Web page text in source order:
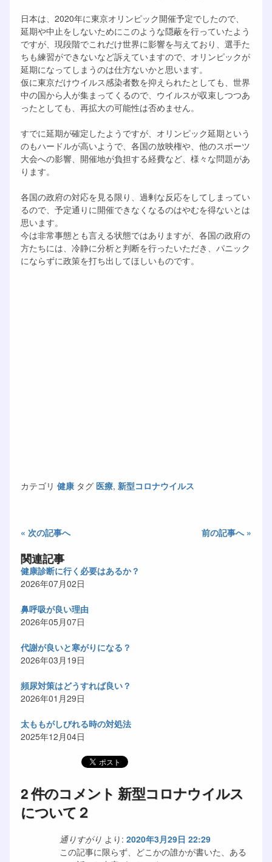
日本は、2020年に東京オリンピック開催予定でしたので、
延期や中止をしないためにこのような隠蔽を行っていたよう
ですが、現段階でこれだけ世界に影響を与えており、選手た
ちも練習ができないなど訴えていますので、オリンピックが
延期になってしまうのは仕方ないかと思います。
仮に東京だけウイルス感染者数を抑えられたとしても、世界
中の国から人が集まってくるので、ウイルスが収束しつつあ
ったとしても、再拡大の可能性は否めません。
すでに延期が確定したようですが、オリンピック延期という
のもハードルが高いようで、各国の放映権や、他のスポーツ
大会への影響、開催地が負担する経費など、様々な問題があ
ります。
各国の政府の対応を見る限り、過剰な反応をしてしまってい
るので、予定通りに開催できなくなるのはやむを得ないとは
思います。
今は非常事態とも言える状態ではありますが、各国の政府の
方たちには、冷静に分析と判断を行ったいただき、パニック
にならずに政策を打ち出してほしいものです。
カテゴリ 健康 タグ 医療, 新型コロナウイルス
« 次の記事へ 前の記事へ »
関連記事
健康診断に行く必要はあるか？
2026年07月02日
鼻呼吸が良い理由
2026年05月07日
代謝が良いと寒がりになる？
2026年03月19日
頻尿対策はどうすれば良い？
2026年01月29日
太ももがしびれる時の対処法
2025年12月04日
2 件のコメント 新型コロナウイルス
について２
通りすがり より: 2020年3月29日 22:29
この記事に限らず、どこかの誰かが書いた、ある